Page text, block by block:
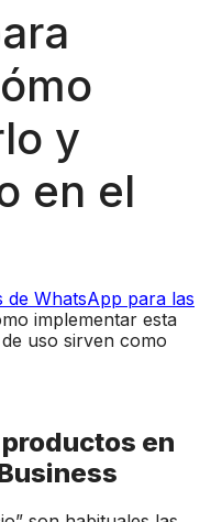
y
en el
de WhatsApp para las
implementar esta
uso sirven como
en